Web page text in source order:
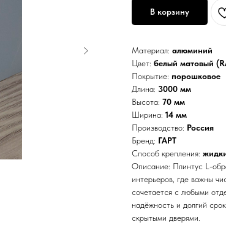
В корзину
Материал: алюминий
Цвет: белый матовый
Покрытие: порошковое
Длина: 3000 мм
Высота: 70 мм
Ширина: 14 мм
Производство: Россия
Бренд: ГАРТ
Способ крепления:
Описание: Плинтус L-
интерьеров, где важны
сочетается с любыми
надёжность и долгий
скрытыми дверями.